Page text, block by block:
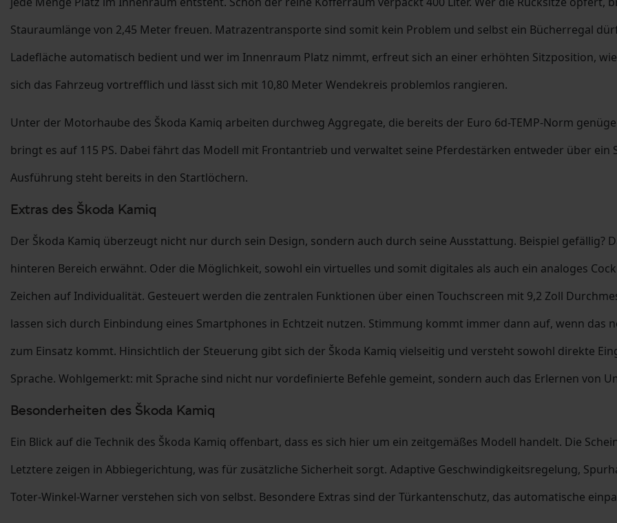
Stauraumlänge von 2,45 Meter freuen. Matrazentransporte sind somit kein Problem und selbst ein Bücherregal
Ladefläche automatisch bedient und wer im Innenraum Platz nimmt, erfreut sich an einer erhöhten Sitzposition,
sich das Fahrzeug vortrefflich und lässt sich mit 10,80 Meter Wendekreis problemlos rangieren.
Unter der Motorhaube des Škoda Kamiq arbeiten durchweg Aggregate, die bereits der Euro 6d-TEMP-Norm
bringt es auf 115 PS. Dabei fährt das Modell mit Frontantrieb und verwaltet seine Pferdestärken entweder über ein
Ausführung steht bereits in den Startlöchern.
Extras des Škoda Kamiq
Der Škoda Kamiq überzeugt nicht nur durch sein Design, sondern auch durch seine Ausstattung. Beispiel gefällig?
hinteren Bereich erwähnt. Oder die Möglichkeit, sowohl ein virtuelles und somit digitales als auch ein analoges
Zeichen auf Individualität. Gesteuert werden die zentralen Funktionen über einen Touchscreen mit 9,2 Zoll
lassen sich durch Einbindung eines Smartphones in Echtzeit nutzen. Stimmung kommt immer dann auf, wenn das
zum Einsatz kommt. Hinsichtlich der Steuerung gibt sich der Škoda Kamiq vielseitig und versteht sowohl direkte
Sprache. Wohlgemerkt: mit Sprache sind nicht nur vordefinierte Befehle gemeint, sondern auch das Erlernen von
Besonderheiten des Škoda Kamiq
Ein Blick auf die Technik des Škoda Kamiq offenbart, dass es sich hier um ein zeitgemäßes Modell handelt. Die
Letztere zeigen in Abbiegerichtung, was für zusätzliche Sicherheit sorgt. Adaptive Geschwindigkeitsregelung,
Toter-Winkel-Warner verstehen sich von selbst. Besondere Extras sind der Türkantenschutz, das automatische